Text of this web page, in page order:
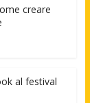
creare
al festival